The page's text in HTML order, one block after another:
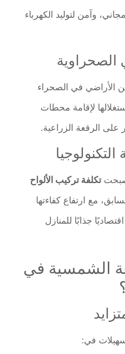
وآمن لتوليد الكهرباء
في الصحراء
لإقامة محطات
الرقعة الزراعية.
تكلفة تركيب الألواح
مع ارتفاع كفاءتها
جذابًا للمنازل
الشمسية في
في: